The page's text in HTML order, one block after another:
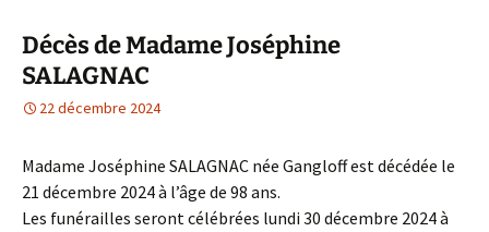
Décès de Madame Joséphine
SALAGNAC
22 décembre 2024
Madame Joséphine SALAGNAC née Gangloff est décédée le
21 décembre 2024 à l’âge de 98 ans.
Les funérailles seront célébrées lundi 30 décembre 2024 à